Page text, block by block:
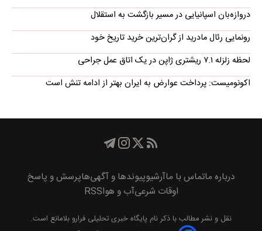
دروازه‌بان اسپانیایی در مسیر بازگشت به استقلال
رونمایی رئال مادرید از گران‌ترین خرید تاریخ خود
لحظه زلزله ۷.۱ ریشتری ژاپن در یک اتاق عمل جراحی
اکونومیست: پرداخت عوارض به ایران بهتر از ادامه تنش است
درباره ماتماس با ماآرشیوپیوند‌ها و آگهی‌هاپرسش و پاسخ
اوقات شرعیآب و هواRSS
نقل و نشر مطالب با ذکر نام پايگاه خبری تحليلی فرارو بلامانع است.